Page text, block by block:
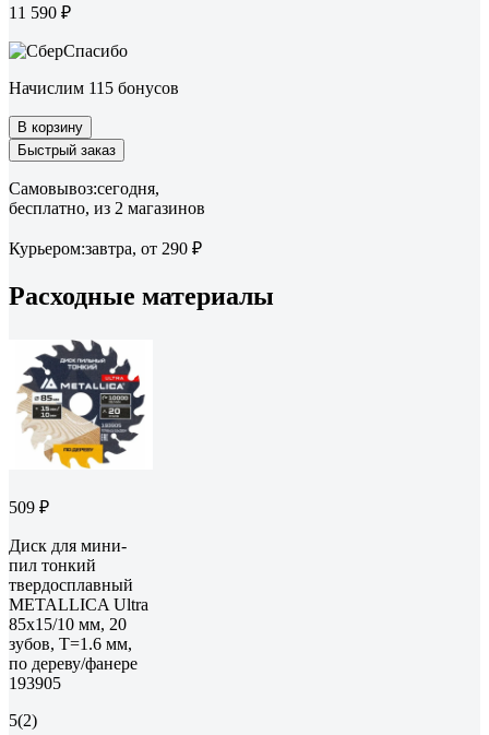
11 590 ₽
Начислим 115 бонусов
В корзину
Быстрый заказ
Самовывоз:сегодня,
бесплатно, из 2 магазинов
Курьером:завтра, от 290 ₽
Расходные материалы
509 ₽
Диск для мини-
пил тонкий
твердосплавный
METALLICA Ultra
85x15/10 мм, 20
зубов, Т=1.6 мм,
по дереву/фанере
193905
5(2)